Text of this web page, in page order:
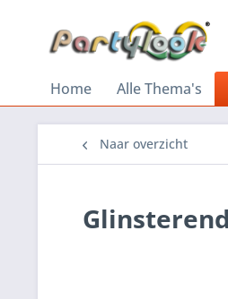
Home Alle Thema's
Naar overzicht